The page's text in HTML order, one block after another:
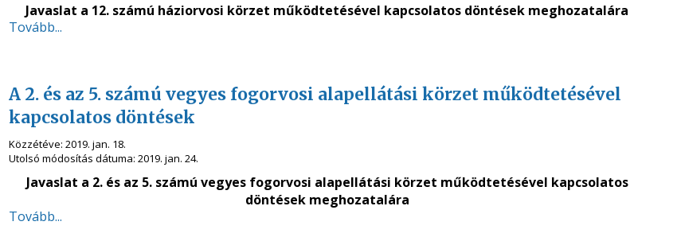
Javaslat a 12. számú háziorvosi körzet működtetésével kapcsolatos döntések meghozatalára
Tovább...
A 2. és az 5. számú vegyes fogorvosi alapellátási körzet működtetésével
kapcsolatos döntések
Közzétéve: 2019. jan. 18.
Utolsó módosítás dátuma: 2019. jan. 24.
Javaslat a 2. és az 5. számú vegyes fogorvosi alapellátási körzet működtetésével kapcsolatos
döntések meghozatalára
Tovább...